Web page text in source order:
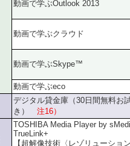
動画で学ぶOutlook 2013
動画で学ぶクラウド
動画で学ぶSkype™
動画で学ぶeco
デジタル貸金庫（30日間無料お
き） 注16）
TOSHIBA Media Player by
TrueLink+
【超解像技術〈レゾリューショ